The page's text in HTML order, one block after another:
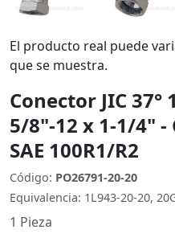
El producto real puede
que se muestra.
Conector JIC
5/8"-12 x 1-1/4" -
SAE 100R1/R2
Código: PO26791-20-20
Equivalencia: 1L943-20-20,
1 Pieza